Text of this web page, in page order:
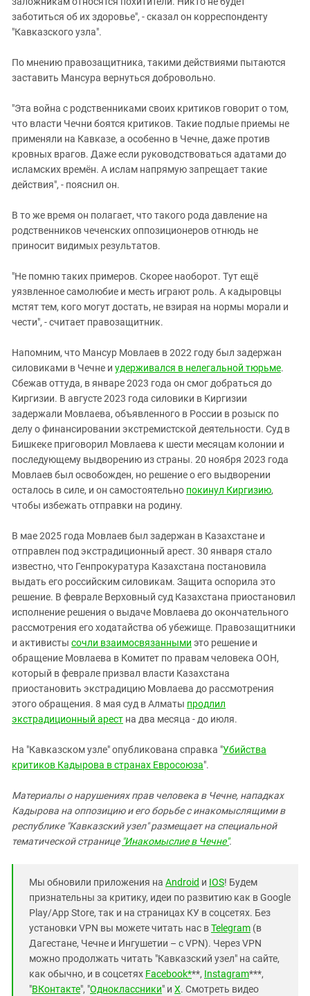
заботиться об их здоровье", - сказал он корреспонденту
"Кавказского узла".
По мнению правозащитника, такими действиями пытаются
заставить Мансура вернуться добровольно.
"Эта война с родственниками своих критиков говорит о том,
что власти Чечни боятся критиков. Такие подлые приемы не
применяли на Кавказе, а особенно в Чечне, даже против
кровных врагов. Даже если руководствоваться адатами до
исламских времён. А ислам напрямую запрещает такие
действия", - пояснил он.
В то же время он полагает, что такого рода давление на
родственников чеченских оппозиционеров отнюдь не
приносит видимых результатов.
"Не помню таких примеров. Скорее наоборот. Тут ещё
уязвленное самолюбие и месть играют роль. А кадыровцы
мстят тем, кого могут достать, не взирая на нормы морали и
чести", - считает правозащитник.
Напомним, что Мансур Мовлаев в 2022 году был задержан
силовиками в Чечне и удерживался в нелегальной тюрьме.
Сбежав оттуда, в январе 2023 года он смог добраться до
Киргизии. В августе 2023 года силовики в Киргизии
задержали Мовлаева, объявленного в России в розыск по
делу о финансировании экстремистской деятельности. Суд в
Бишкеке приговорил Мовлаева к шести месяцам колонии и
последующему выдворению из страны. 20 ноября 2023 года
Мовлаев был освобожден, но решение о его выдворении
осталось в силе, и он самостоятельно покинул Киргизию,
чтобы избежать отправки на родину.
В мае 2025 года Мовлаев был задержан в Казахстане и
отправлен под экстрадиционный арест. 30 января стало
известно, что Генпрокуратура Казахстана постановила
выдать его российским силовикам. Защита оспорила это
решение. В феврале Верховный суд Казахстана приостановил
исполнение решения о выдаче Мовлаева до окончательного
рассмотрения его ходатайства об убежище. Правозащитники
и активисты сочли взаимосвязанными это решение и
обращение Мовлаева в Комитет по правам человека ООН,
который в феврале призвал власти Казахстана
приостановить экстрадицию Мовлаева до рассмотрения
этого обращения. 8 мая суд в Алматы продлил
экстрадиционный арест на два месяца - до июля.
На "Кавказском узле" опубликована справка "Убийства
критиков Кадырова в странах Евросоюза".
Материалы о нарушениях прав человека в Чечне, нападках
Кадырова на оппозицию и его борьбе с инакомыслящими в
республике "Кавказский узел" размещает на специальной
тематической странице "Инакомыслие в Чечне".
Мы обновили приложения на Android и IOS! Будем
признательны за критику, идеи по развитию как в Google
Play/App Store, так и на страницах КУ в соцсетях. Без
установки VPN вы можете читать нас вTelegram (в
Дагестане, Чечне и Ингушетии – с VPN). Через VPN
можно продолжать читать "Кавказский узел" на сайте,
как обычно, и в соцсетях Facebook***, Instagram***,
"ВКонтакте", "Одноклассники" и X. Смотреть видео